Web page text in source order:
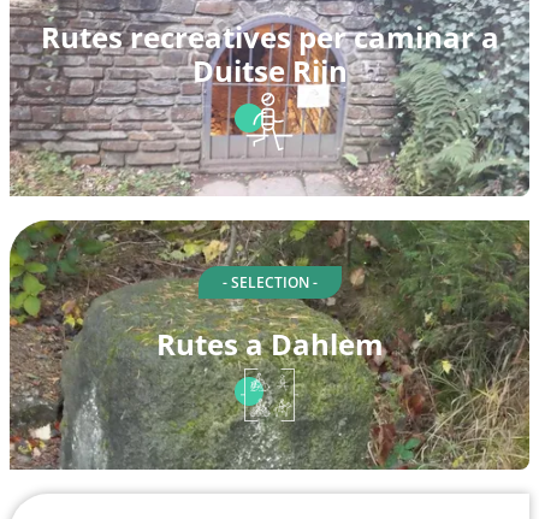
Rutes recreatives per caminar a
Duitse Rijn
- SELECTION -
Rutes a Dahlem